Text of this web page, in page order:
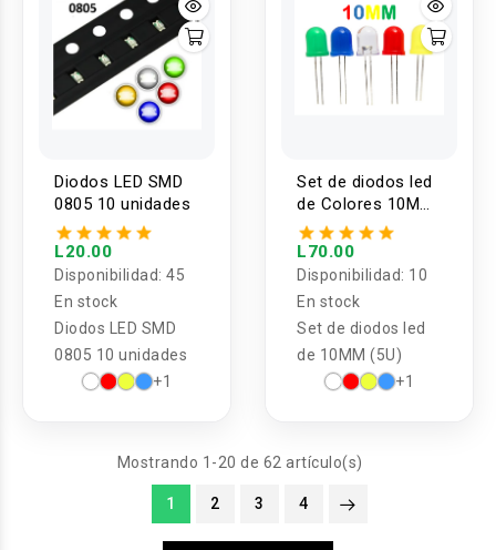
Diodos LED SMD
0805 10 unidades
L20.00
Disponibilidad: 45
En stock
Diodos LED SMD
0805 10 unidades
+1
Set de diodos led
de Colores 10MM
(5U)
L70.00
Disponibilidad: 10
En stock
Set de diodos led
de 10MM (5U)
+1
Mostrando 1-20 de 62 artículo(s)
1 2 3 4